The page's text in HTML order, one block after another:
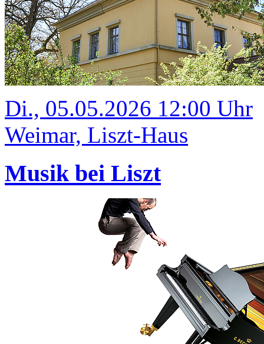
Di., 05.05.2026 12:00 Uhr
Weimar, Liszt-Haus
Musik bei Liszt